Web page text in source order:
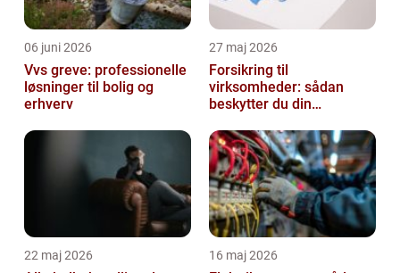
06 juni 2026
Vvs greve: professionelle
løsninger til bolig og
erhverv
27 maj 2026
Forsikring til
virksomheder: sådan
beskytter du din
22 maj 2026 16 maj 2026